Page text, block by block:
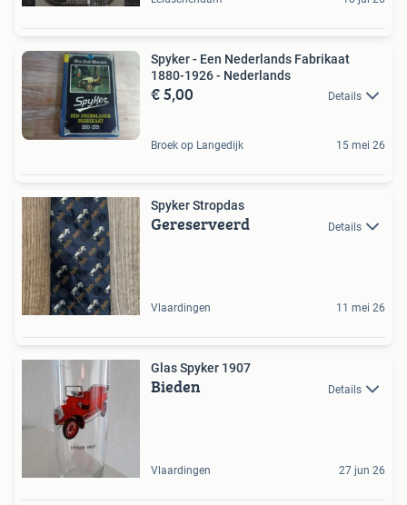
Spyker - Een Nederlands Fabrikaat
1880-1926 - Nederlands
€ 5,00 Details
Broek op Langedijk 15 mei 26
Spyker Stropdas
Gereserveerd Details
Vlaardingen 11 mei 26
Glas Spyker 1907
Bieden Details
Vlaardingen 27 jun 26